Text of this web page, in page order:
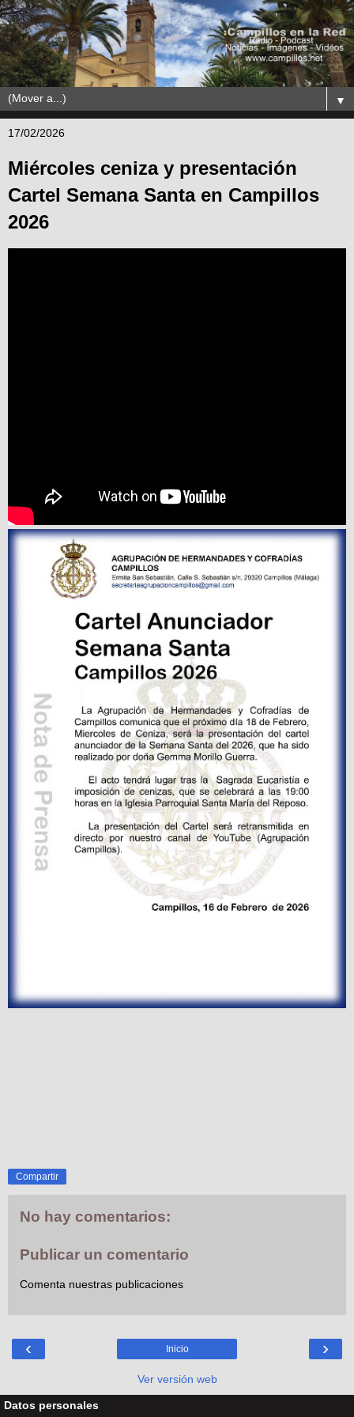
▼
17/02/2026
Miércoles ceniza y presentación
Cartel Semana Santa en Campillos
2026
Compartir
No hay comentarios:
Publicar un comentario
Comenta nuestras publicaciones
‹ ›
Inicio
Ver versión web
Datos personales